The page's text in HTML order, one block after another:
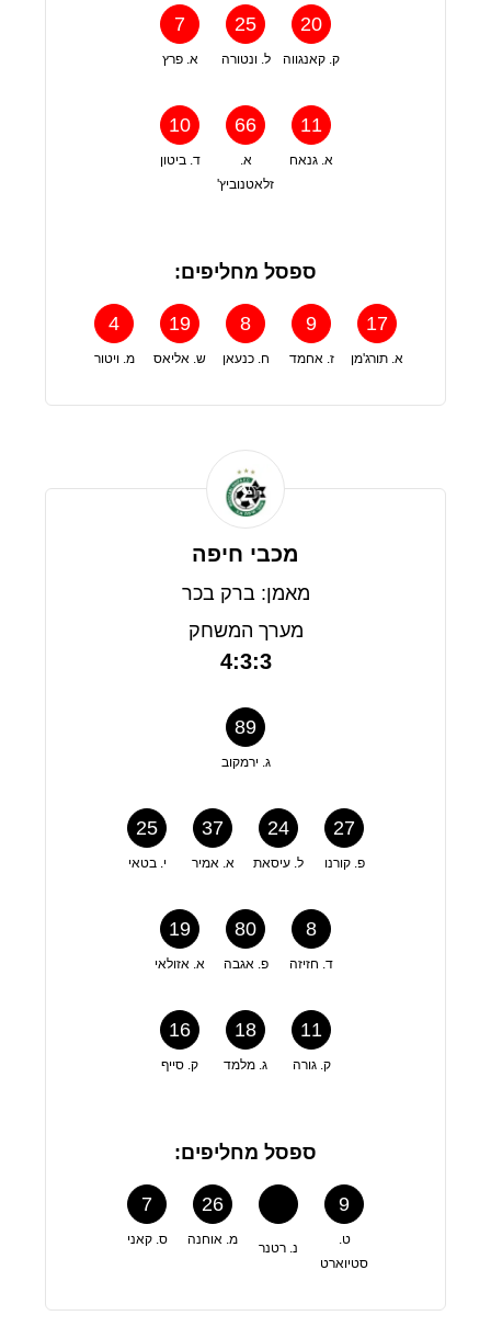
7
א. פרץ
25
ל. ונטורה
20
ק. קאנגווה
10
ד. ביטון
66
א.
זלאטנוביץ'
11
א. גנאח
ספסל מחליפים:
4
מ. ויטור
19
ש. אליאס
8
ח. כנעאן
9
ז. אחמד
17
א. תורג'מן
מכבי חיפה
מאמן: ברק בכר
מערך המשחק
4:3:3
89
ג. ירמקוב
25
י. בטאי
37
א. אמיר
24
ל. עיסאת
27
פ. קורנו
19
א. אזולאי
80
פ. אגבה
8
ד. חזיזה
16
ק. סייף
18
ג. מלמד
11
ק. גורה
ספסל מחליפים:
7
ס. קאני
26
מ. אוחנה
נ. רטנר
9
ט.
סטיוארט